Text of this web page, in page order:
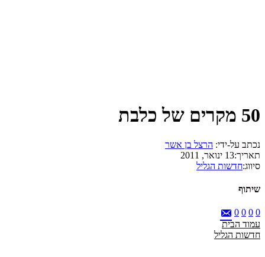
50 מקרים של כלבת
נכתב על-ידי: הרצל בן אשר
תאריך:13 ינואר, 2011
סיווג:חדשות הגליל
שיתוף
0
0
0
0
עמוד הבית
חדשות הגליל